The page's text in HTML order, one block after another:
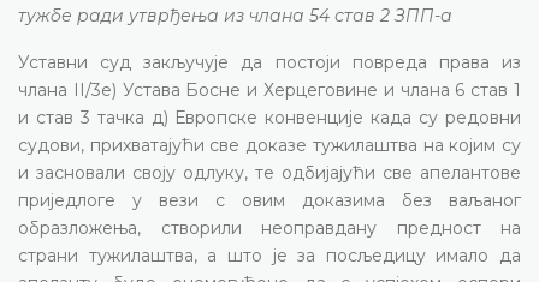
тужбе ради утврђења из члана 54 став 2 ЗПП-а
Уставни суд закључује да постоји повреда права из
члана II/3е) Устава Босне и Херцеговине и члана 6 став 1
и став 3 тачка д) Европске конвенције када су редовни
судови, прихватајући све доказе тужилаштва на којим су
и засновали своју одлуку, те одбијајући све апелантове
приједлоге у вези с овим доказима без ваљаног
образложења, створили неоправдану предност на
страни тужилаштва, а што је за посљедицу имало да